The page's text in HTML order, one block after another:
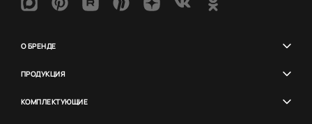
О БРЕНДЕ
ПРОДУКЦИЯ
КОМПЛЕКТУЮЩИЕ